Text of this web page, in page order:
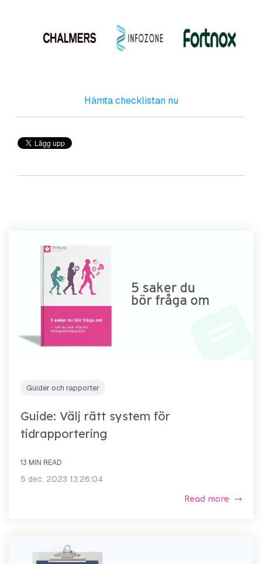
Hämta checklistan nu
Guider och rapporter
Guide: Välj rätt system för
tidrapportering
13 MIN READ
5 dec. 2023 13:26:04
Read more